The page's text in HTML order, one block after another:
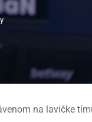
na lavičke